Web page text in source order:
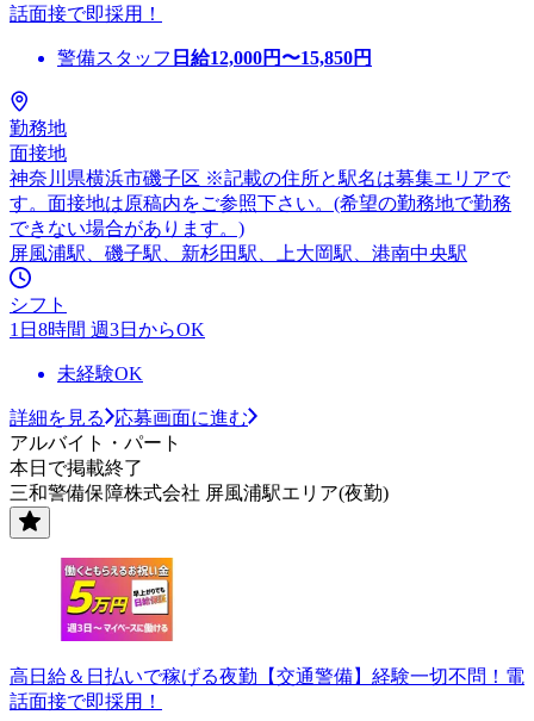
話面接で即採用！
警備スタッフ 日給12,000円〜15,850円
勤務地
面接地
神奈川県横浜市磯子区 ※記載の住所と駅名は募集エリアで
す。面接地は原稿内をご参照下さい。(希望の勤務地で勤務
できない場合があります。)
屏風浦駅、磯子駅、新杉田駅、上大岡駅、港南中央駅
シフト
1日8時間 週3日からOK
未経験OK
詳細を見る
応募画面に進む
アルバイト・パート
本日で掲載終了
三和警備保障株式会社 屏風浦駅エリア(夜勤)
高日給＆日払いで稼げる夜勤【交通警備】経験一切不問！電
話面接で即採用！